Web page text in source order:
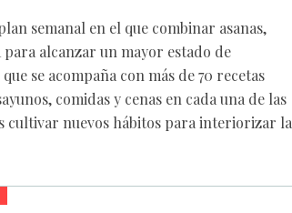
semanal en el que combinar asanas,
alcanzar un mayor estado de
se acompaña con más de 70 recetas
comidas y cenas en cada una de las
cultivar nuevos hábitos para interiorizar la